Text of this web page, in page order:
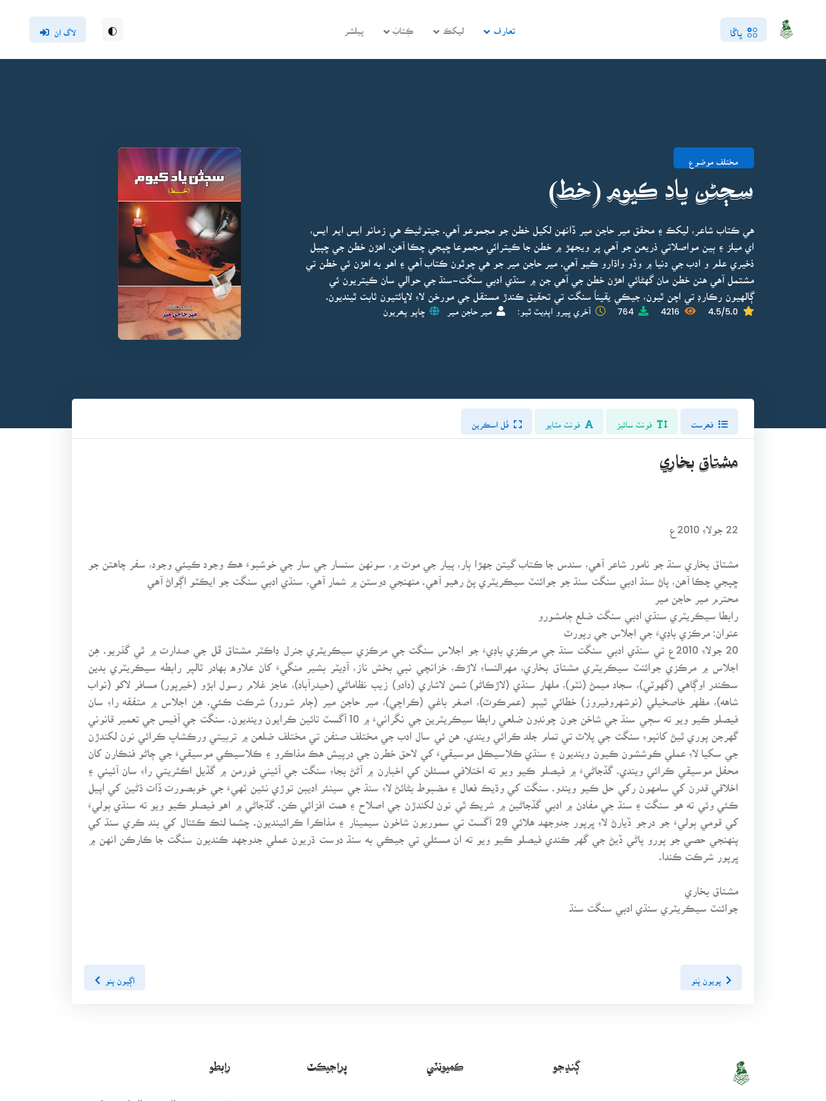
ڀاڱا تعارف ليکڪ ڪِتابَ پبلشر لاگ ان
مختلف موضوع
سڄڻن ياد ڪيوم (خط)
هي ڪتاب شاعر، ليکڪ ۽ محقق مير حاجن مير ڏانهن لکيل خطن جو مجموعو آهي. جيتوڻيڪ هي زمانو ايس ايم ايس،
اي ميلز ۽ ٻين مواصلاتي ذريعن جو آهي پر ويجهڙ ۾ خطن جا ڪيترائي مجموعا ڇپجي چڪا آهن. اهڙن خطن جي ڇپيل
ذخيري علم و ادب جي دنيا ۾ وڏو واڌارو ڪيو آهي. مير حاجن مير جو هي چوٿون ڪتاب آهي ۽ اهو به اهڙن ئي خطن تي
مشتمل آهي هنن خطن مان گهڻائي اهڙن خطن جي آهي جن ۾ سنڌي ادبي سنگت-سنڌ جي حوالي سان ڪيتريون ئي
ڳالهيون رڪارڊ تي اچن ٿيون، جيڪي يقيناً سنگت تي تحقيق ڪندڙ مستقل جي مورخن لاءِ لاڀائتيون ثابت ٿينديون.
4.5/5.0
4216
764 آخري ڀيرو اپڊيٽ ٿيو: مير حاجن مير ڇاپو پھريون
فُل اسڪرين
مشتاق بخاري
22 جولاءِ 2010ع
مشتاق بخاري سنڌ جو نامور شاعر آهي، سندس جا ڪتاب گيتن جهڙا ٻار، پيار جي موٽ ۾، سونهن سنسار جي سار جي خوشبوءَ هڪ وجود ڪيئي وجود، سفر چاهتن جو
ڇپجي چڪا آهن، پاڻ سنڌ ادبي سنگت سنڌ جو جوائنٽ سيڪريٽري پڻ رهيو آهي. منهنجي دوستن ۾ شمار آهي، سنڌي ادبي سنگت جو ايڪٽو اڳواڻ آهي
محترم مير حاجن مير
رابطا سيڪريٽري سنڌي ادبي سنگت ضلع ڄامشورو
عنوان: مرڪزي باڊيءَ جي اجلاس جي رپورٽ
20 جولاءِ 2010ع تي سنڌي ادبي سنگت سنڌ جي مرڪزي باڊيءَ جو اجلاس سنگت جي مرڪزي سيڪريٽري جنرل ڊاڪٽر مشتاق ڦل جي صدارت ۾ ٿي گذريو. هِن
اجلاس ۾ مرڪزي جوائنٽ سيڪريٽري مشتاق بخاري، مهرالنساءِ لاڙڪ، خزانچي نبي بخش ناز، آڊيٽر بشير منگيءَ کان علاوه بهادر ٽالپر رابطه سيڪريٽري بدين
سڪندر اوڳاهي (گهوٽي)، سجاد ميمڻ (ٺٽو)، ملهار سنڌي (لاڙڪاڻو) شمن لاشاري (دادو) زيب نظاماڻي (حيدرآباد)، عاجز غلام رسول ابڙو (خيرپور) مسافر لاکو (نواب
شاهه)، مظهر خاصخيلي (نوشهروفيروز) خطائي ٿيٻو (عمرڪوٽ)، اصغر باغي (ڪراچي)، مير حاجن مير (ڄام شورو) شرڪت ڪئي. هِن اجلاس ۾ متفقه راءِ سان
فيصلو ڪيو ويو ته سڄي سنڌ جي شاخن جون چونڊون ضلعي رابطا سيڪريٽرين جي نگرانيءَ ۾ 10 آگسٽ تائين ڪرايون وينديون. سنگت جي آفيس جي تعمير قانوني
گهرجن پوري ٿيڻ کانپوءِ سنگت جي پلاٽ تي تمام جلد ڪرائي ويندي. هن ئي سال ادب جي مختلف صنفن تي مختلف ضلعن ۾ تربيتي ورڪشاپ ڪرائي نون لکندڙن
جي سکيا لاءِ عملي ڪوششون ڪيون وينديون ۽ سنڌي ڪلاسيڪل موسيقيءَ کي لاحق خطرن جي درپيش هڪ مذاڪرو ۽ ڪلاسيڪي موسيقيءَ جي ڄاڻو فنڪارن کان
محفل موسيقي ڪرائي ويندي. گڏجاڻيءَ ۾ فيصلو ڪيو ويو ته اختلافي مسئلن کي اخبارن ۾ آڻڻ بجاءِ سنگت جي آئيني فورمن ۾ گڏيل اڪثريتي راءِ سان آئيني ۽
اخلاقي قدرن کي سامهون رکي حل ڪيو ويندو. سنگت کي وڌيڪ فعال ۽ مضبوط بڻائڻ لاءِ سنڌ جي سينئر اديبن توڙي نئين ٽهيءَ جي خوبصورت ڏات ڌڻين کي اپيل
ڪئي وئي ته هو سنگت ۽ سنڌ جي مفادن ۾ ادبي گڏجاڻين ۾ شريڪ ٿي نون لکندڙن جي اصلاح ۽ همت افزائي ڪن. گڏجاڻي ۾ اهو فيصلو ڪيو ويو ته سنڌي ٻوليءَ
کي قومي ٻوليءَ جو درجو ڏيارڻ لاءِ ڀرپور جدوجهد هلائي 29 آگسٽ تي سموريون شاخون سيمينار ۽ مذاڪرا ڪرائينديون. چشما لنڪ ڪئنال کي بند ڪري سنڌ کي
پنهنجي حصي جو پورو پاڻي ڏيڻ جي گهر ڪندي فيصلو ڪيو ويو ته ان مسئلي تي جيڪي به سنڌ دوست ڌريون عملي جدوجهد ڪنديون سنگت جا ڪارڪن انهن ۾
ڀرپور شرڪت ڪندا.
مشتاق بخاري
جوائنٽ سيڪريٽري سنڌي ادبي سنگت سنڌ
پويون پَنو اڳيون پنو
ڳنڍجو ڪميونٽي پراجيڪٽ رابطو